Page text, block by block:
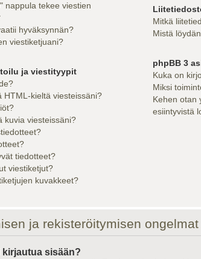
nappula tekee viestien
hyväksynnän?
viestiketjuani?
ja viestityypit
HTML-kieltä viesteissäni?
kuvia viesteissäni?
tiedotteet?
viestiketjut?
kuvakkeet?
Mitkä
Mistä
phpBB 3
Kuka on
Miksi
Kehen otan
esiintyvistä
ja rekisteröitymisen ongelmat
kirjautua sisään?